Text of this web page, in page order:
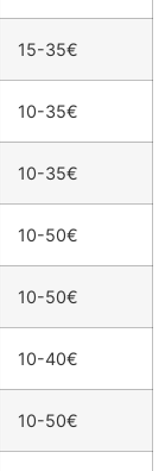
15-35€
10-35€
10-35€
10-50€
10-50€
10-40€
10-50€